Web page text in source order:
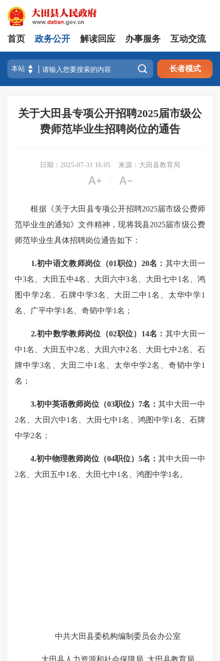
首页 政务公开 解读回应 办事服务 互动交流
 长者模式
关于大田县专项公开招聘2025届市级公
费师范毕业生招聘岗位的通告
日期：2025-07-31 16:05 来源：大田县教育局
 
根据《关于大田县专项公开招聘2025届市级公费师
范毕业生的通知》文件精神，现将我县2025届市级公费
师范毕业生具体招聘岗位通告如下：
1.初中语文教师岗位（01职位） 20名： 其中大田一
中3名、大田五中4名、大田六中3名、大田七中 1名、鸿
图中学2名、石牌中学3名、大田二中 1 名、太华中学1
名、广平中学1名、奇韬中学1名；
2.初中数学教师岗位（02职位） 14名： 其中大田一
中1名、大田五中2名、大田六中2名、大田七中 2名、石
牌中学3名、大田二中1 名、太华中学2名、奇韬中学1
名；
3.初中英语教师岗位（03职位） 7名： 其中大田一中
2名、大田六中1名、大田七中1名、鸿图中学1 名、石牌
中学2名；
4.初中物理教师岗位（04职位） 5名： 其中大田一中
2名、大田五中1名、大田七中1名、鸿图中学1名。
中共大田县委机构编制委员会办公室
大田县人力资源和社会保障局 大田县教育局